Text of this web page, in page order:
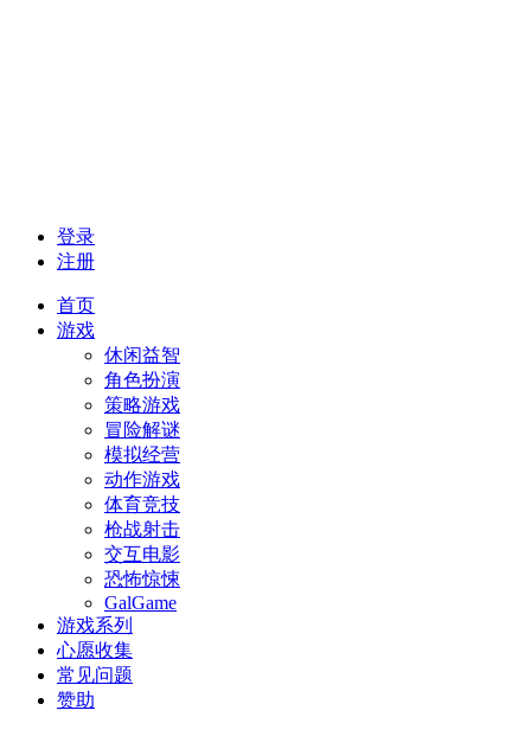
登录
注册
首页
游戏
休闲益智
角色扮演
策略游戏
冒险解谜
模拟经营
动作游戏
体育竞技
枪战射击
交互电影
恐怖惊悚
GalGame
游戏系列
心愿收集
常见问题
赞助